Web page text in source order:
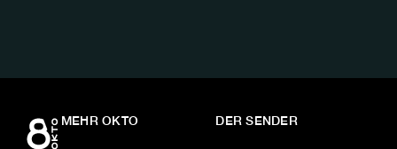
MEHR OKTO DER SENDER